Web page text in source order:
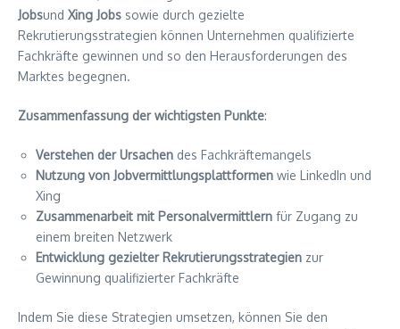
Jobsund Xing Jobs sowie durch gezielte
Rekrutierungsstrategien können Unternehmen qualifizierte
Fachkräfte gewinnen und so den Herausforderungen des
Marktes begegnen.
Zusammenfassung der wichtigsten Punkte:
Verstehen der Ursachen des Fachkräftemangels
Nutzung von Jobvermittlungsplattformen wie LinkedIn und
Xing
Zusammenarbeit mit Personalvermittlern für Zugang zu
einem breiten Netzwerk
Entwicklung gezielter Rekrutierungsstrategien zur
Gewinnung qualifizierter Fachkräfte
Indem Sie diese Strategien umsetzen, können Sie den